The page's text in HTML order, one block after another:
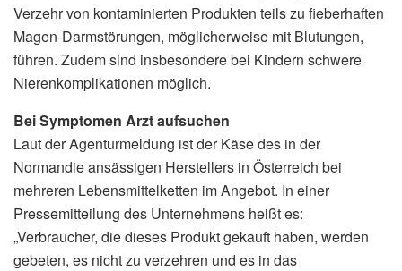
Verzehr von kontaminierten Produkten teils zu fieberhaften
Magen-Darmstörungen, möglicherweise mit Blutungen,
führen. Zudem sind insbesondere bei Kindern schwere
Nierenkomplikationen möglich.
Bei Symptomen Arzt aufsuchen
Laut der Agenturmeldung ist der Käse des in der
Normandie ansässigen Herstellers in Österreich bei
mehreren Lebensmittelketten im Angebot. In einer
Pressemitteilung des Unternehmens heißt es:
„Verbraucher, die dieses Produkt gekauft haben, werden
gebeten, es nicht zu verzehren und es in das